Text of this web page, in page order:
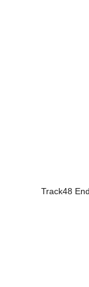
Track48